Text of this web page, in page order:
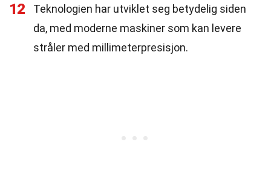
12
Teknologien har utviklet seg betydelig siden
da, med moderne maskiner som kan levere
stråler med millimeterpresisjon.